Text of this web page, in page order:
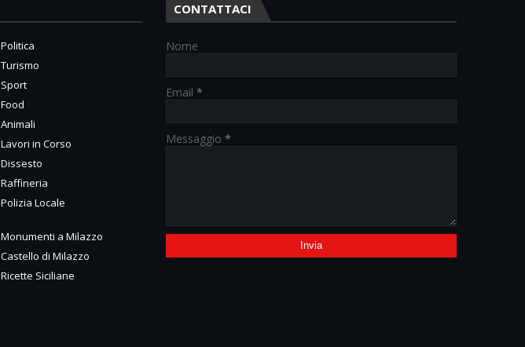
Politica
Turismo
Sport
Food
Animali
Lavori in Corso
Dissesto
Raffineria
Polizia Locale
Monumenti a Milazzo
Castello di Milazzo
Ricette Siciliane
CONTATTACI
Nome
Email *
Messaggio *